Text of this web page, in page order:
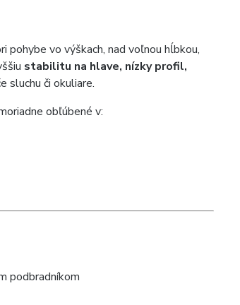
pohybe vo výškach, nad voľnou hĺbkou,
stabilitu na hlave, nízky profil,
sluchu či okuliare.
obľúbené v:
podbradníkom